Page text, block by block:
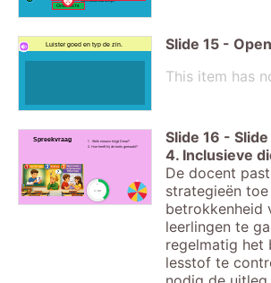
Omar lacht.
Luister goed en typ de zin. Slide 15 -
This item has
1. Welk nieuws krijgt Omar?
2. Hoe heeft hij de toets gemaakt?
Spreekvraag
1:00
Slide 16 - Slide
4. Inclusieve
De docent
strategieën
betrokkenheid
leerlingen te
regelmatig het
lesstof te